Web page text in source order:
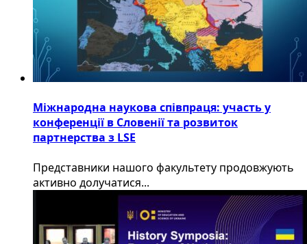
Міжнародна наукова співпраця: участь у
конференції в Словенії та розвиток
партнерства з LSE
​Представники нашого факультету продовжують
активно долучатися...